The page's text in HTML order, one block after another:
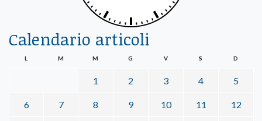
Calendario articoli
L M M G V S D
1 2 3 4 5
6 7 8 9 10 11 12